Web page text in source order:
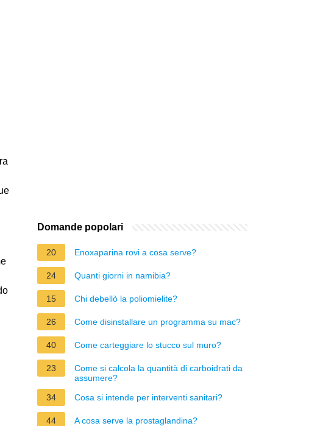
Domande popolari
20 Enoxaparina rovi a cosa serve?
24 Quanti giorni in namibia?
15 Chi debellò la poliomielite?
26 Come disinstallare un programma su mac?
40 Come carteggiare lo stucco sul muro?
23
Come si calcola la quantità di carboidrati da
assumere?
34
Cosa si intende per interventi sanitari?
44 A cosa serve la prostaglandina?